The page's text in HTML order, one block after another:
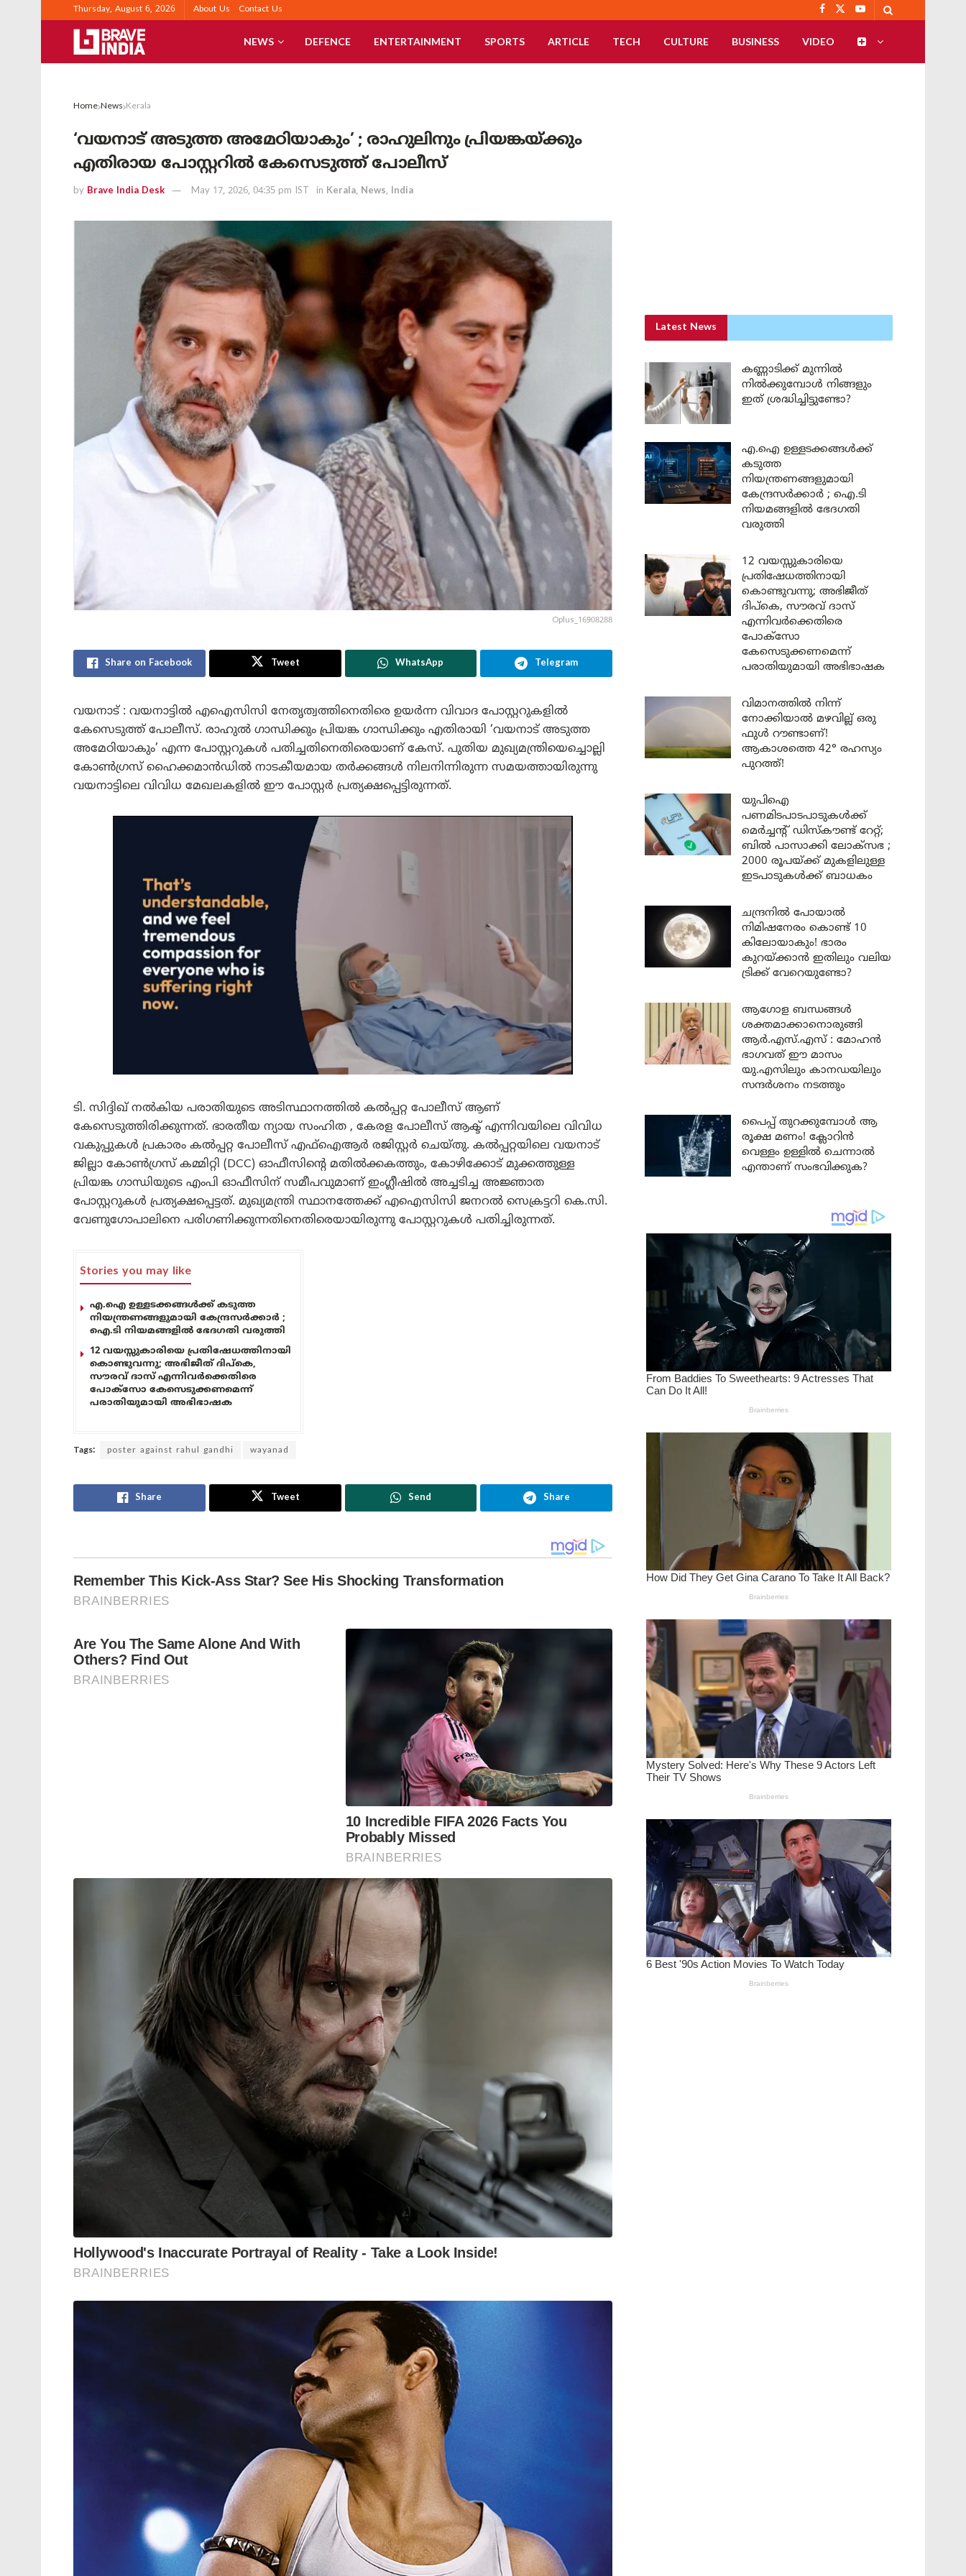
Thursday, August 6, 2026 About Us Contact Us
NEWS DEFENCE ENTERTAINMENT SPORTS ARTICLE TECH CULTURE BUSINESS VIDEO
Home News Kerala
‘വയനാട് അടുത്ത അമേഠിയാകും’ ; രാഹുലിനും പ്രിയങ്കയ്ക്കും
എതിരായ പോസ്റ്ററിൽ കേസെടുത്ത് പോലീസ്
by Brave India Desk May 17, 2026, 04:35 pm IST in Kerala, News, India
Oplus_16908288
Share on Facebook Tweet WhatsApp Telegram
വയനാട് : വയനാട്ടിൽ എഐസിസി നേതൃത്വത്തിനെതിരെ ഉയർന്ന വിവാദ പോസ്റ്ററുകളിൽ
കേസെടുത്ത് പോലീസ്. രാഹുൽ ഗാന്ധിക്കും പ്രിയങ്ക ഗാന്ധിക്കും എതിരായി ‘വയനാട് അടുത്ത
അമേഠിയാകും’ എന്ന പോസ്റ്ററുകൾ പതിച്ചതിനെതിരെയാണ് കേസ്. പുതിയ മുഖ്യമന്ത്രിയെച്ചൊല്ലി
കോൺഗ്രസ് ഹൈക്കമാൻഡിൽ നാടകീയമായ തർക്കങ്ങൾ നിലനിന്നിരുന്ന സമയത്തായിരുന്നു
വയനാട്ടിലെ വിവിധ മേഖലകളിൽ ഈ പോസ്റ്റർ പ്രത്യക്ഷപ്പെട്ടിരുന്നത്.
ടി. സിദ്ദിഖ് നൽകിയ പരാതിയുടെ അടിസ്ഥാനത്തിൽ കൽപ്പറ്റ പോലീസ് ആണ്
കേസെടുത്തിരിക്കുന്നത്. ഭാരതീയ ന്യായ സംഹിത , കേരള പോലീസ് ആക്ട് എന്നിവയിലെ വിവിധ
വകുപ്പുകൾ പ്രകാരം കൽപ്പറ്റ പോലീസ് എഫ്‌ഐആർ രജിസ്റ്റർ ചെയ്തു. കൽപ്പറ്റയിലെ വയനാട്
ജില്ലാ കോൺഗ്രസ് കമ്മിറ്റി (DCC) ഓഫീസിന്റെ മതിൽക്കകത്തും, കോഴിക്കോട് മുക്കത്തുള്ള
പ്രിയങ്ക ഗാന്ധിയുടെ എംപി ഓഫീസിന് സമീപവുമാണ് ഇംഗ്ലീഷിൽ അച്ചടിച്ച അജ്ഞാത
പോസ്റ്ററുകൾ പ്രത്യക്ഷപ്പെട്ടത്. മുഖ്യമന്ത്രി സ്ഥാനത്തേക്ക് എഐസിസി ജനറൽ സെക്രട്ടറി കെ.സി.
വേണുഗോപാലിനെ പരിഗണിക്കുന്നതിനെതിരെയായിരുന്നു പോസ്റ്ററുകൾ പതിച്ചിരുന്നത്.
Stories you may like
എ.ഐ ഉള്ളടക്കങ്ങൾക്ക് കടുത്ത
നിയന്ത്രണങ്ങളുമായി കേന്ദ്രസർക്കാർ ;
ഐ.ടി നിയമങ്ങളിൽ ഭേദഗതി വരുത്തി
12 വയസ്സുകാരിയെ പ്രതിഷേധത്തിനായി
കൊണ്ടുവന്നു; അഭിജീത് ദിപ്കെ,
സൗരവ് ദാസ് എന്നിവർക്കെതിരെ
പോക്സോ കേസെടുക്കണമെന്ന്
പരാതിയുമായി അഭിഭാഷക
Tags: poster against rahul gandhi wayanad
Share Tweet Send Share
Latest News
കണ്ണാടിക്ക് മുന്നിൽ
നിൽക്കുമ്പോൾ നിങ്ങളും
ഇത് ശ്രദ്ധിച്ചിട്ടുണ്ടോ?
എ.ഐ ഉള്ളടക്കങ്ങൾക്ക്
കടുത്ത
നിയന്ത്രണങ്ങളുമായി
കേന്ദ്രസർക്കാർ ; ഐ.ടി
നിയമങ്ങളിൽ ഭേദഗതി
വരുത്തി
12 വയസ്സുകാരിയെ
പ്രതിഷേധത്തിനായി
കൊണ്ടുവന്നു; അഭിജീത്
ദിപ്കെ, സൗരവ് ദാസ്
എന്നിവർക്കെതിരെ
പോക്സോ
കേസെടുക്കണമെന്ന്
പരാതിയുമായി അഭിഭാഷക
വിമാനത്തിൽ നിന്ന്
നോക്കിയാൽ മഴവില്ല് ഒരു
ഫുൾ റൗണ്ടാണ്!
ആകാശത്തെ 42° രഹസ്യം
പുറത്ത്!
യുപിഐ
പണമിടപാടപാടുകൾക്ക്
മെർച്ചന്റ് ഡിസ്കൗണ്ട് റേറ്റ്;
ബിൽ പാസാക്കി ലോക്സഭ ;
2000 രൂപയ്ക്ക് മുകളിലുള്ള
ഇടപാടുകൾക്ക് ബാധകം
ചന്ദ്രനിൽ പോയാൽ
നിമിഷനേരം കൊണ്ട് 10
കിലോയാകും! ഭാരം
കുറയ്ക്കാൻ ഇതിലും വലിയ
ട്രിക്ക് വേറെയുണ്ടോ?
ആഗോള ബന്ധങ്ങൾ
ശക്തമാക്കാനൊരുങ്ങി
ആർ.എസ്.എസ് : മോഹൻ
ഭാഗവത് ഈ മാസം
യു.എസിലും കാനഡയിലും
സന്ദർശനം നടത്തും
പൈപ്പ് തുറക്കുമ്പോൾ ആ
രൂക്ഷ മണം! ക്ലോറിൻ
വെള്ളം ഉള്ളിൽ ചെന്നാൽ
എന്താണ് സംഭവിക്കുക?